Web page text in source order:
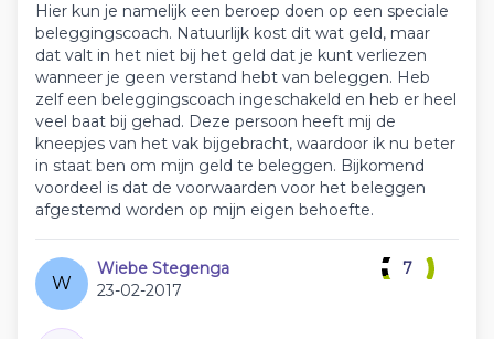
Hier kun je namelijk een beroep doen op een speciale
beleggingscoach. Natuurlijk kost dit wat geld, maar
dat valt in het niet bij het geld dat je kunt verliezen
wanneer je geen verstand hebt van beleggen. Heb
zelf een beleggingscoach ingeschakeld en heb er heel
veel baat bij gehad. Deze persoon heeft mij de
kneepjes van het vak bijgebracht, waardoor ik nu beter
in staat ben om mijn geld te beleggen. Bijkomend
voordeel is dat de voorwaarden voor het beleggen
afgestemd worden op mijn eigen behoefte.
W
Wiebe Stegenga
23-02-2017
7